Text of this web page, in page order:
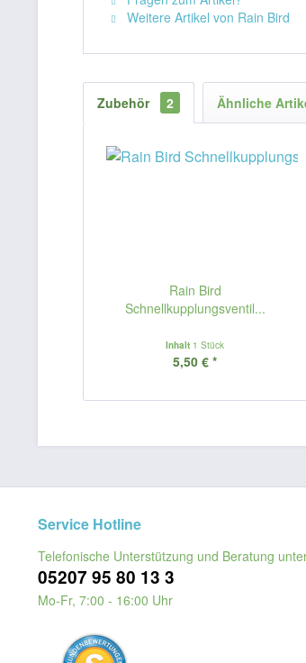
Weitere Artikel von Rain Bird
Zubehör 2 Ähnliche
Rain Bird
Schnellkupplungsventil...
Inhalt 1 Stück
5,50 € *
Service Hotline
Telefonische Unterstützung und Beratung
05207 95 80 13 3
Mo-Fr, 7:00 - 16:00 Uhr